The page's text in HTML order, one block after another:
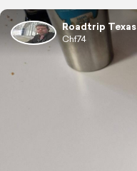
Roadtrip Texas
Chf74